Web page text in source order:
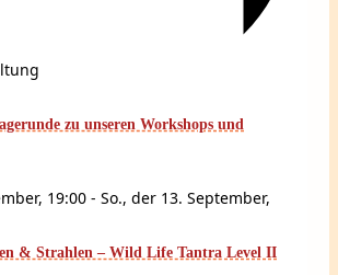
zu unseren Workshops und
19:00 - So., der 13. September,
& Strahlen – Wild Life Tantra Level II